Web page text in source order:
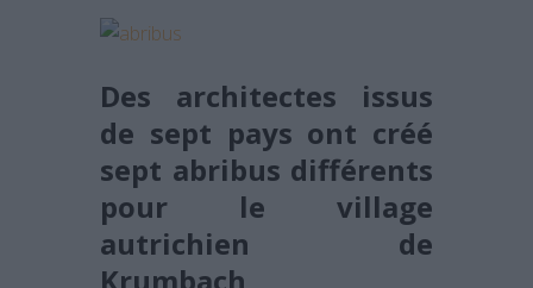
Des architectes issus
de sept pays ont créé
sept abribus différents
pour le village
autrichien de